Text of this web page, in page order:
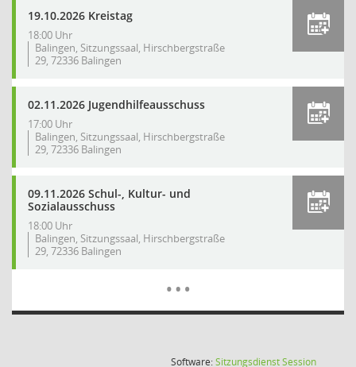
19.10.2026 Kreistag
18:00 Uhr
Balingen, Sitzungssaal, Hirschbergstraße
29, 72336 Balingen
02.11.2026 Jugendhilfeausschuss
17:00 Uhr
Balingen, Sitzungssaal, Hirschbergstraße
29, 72336 Balingen
09.11.2026 Schul-, Kultur- und
Sozialausschuss
18:00 Uhr
Balingen, Sitzungssaal, Hirschbergstraße
29, 72336 Balingen
…
Software:SitzungsdienstSession(Wird in